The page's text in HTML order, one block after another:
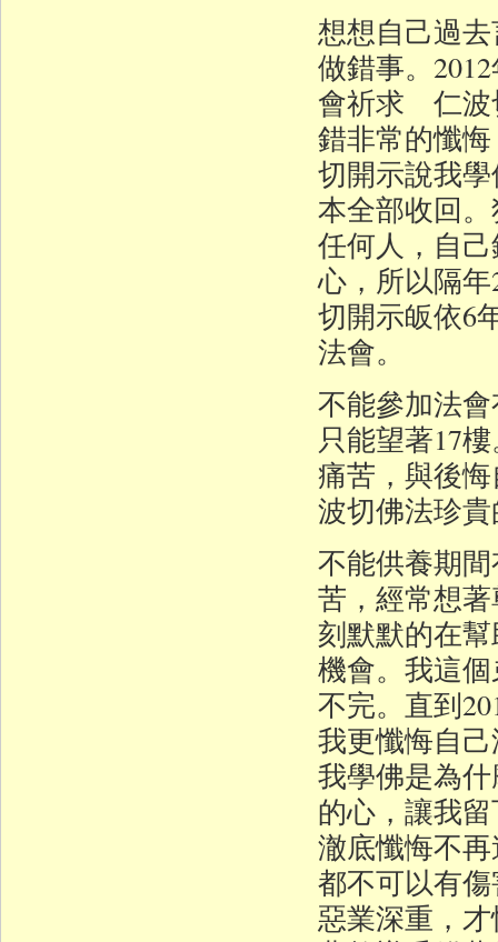
想想自己過
做錯事。
會祈求 仁波
錯非常的懺
切開示說我
本全部收回
任何人，自
心，所以隔
切開示皈依6
法會。
不能參加法
只能望著17
痛苦，與後
波切佛法珍
不能供養期
苦，經常想
刻默默的在
機會。我這
不完。直到
我更懺悔自
我學佛是為
的心，讓我
澈底懺悔不
都不可以有
惡業深重，